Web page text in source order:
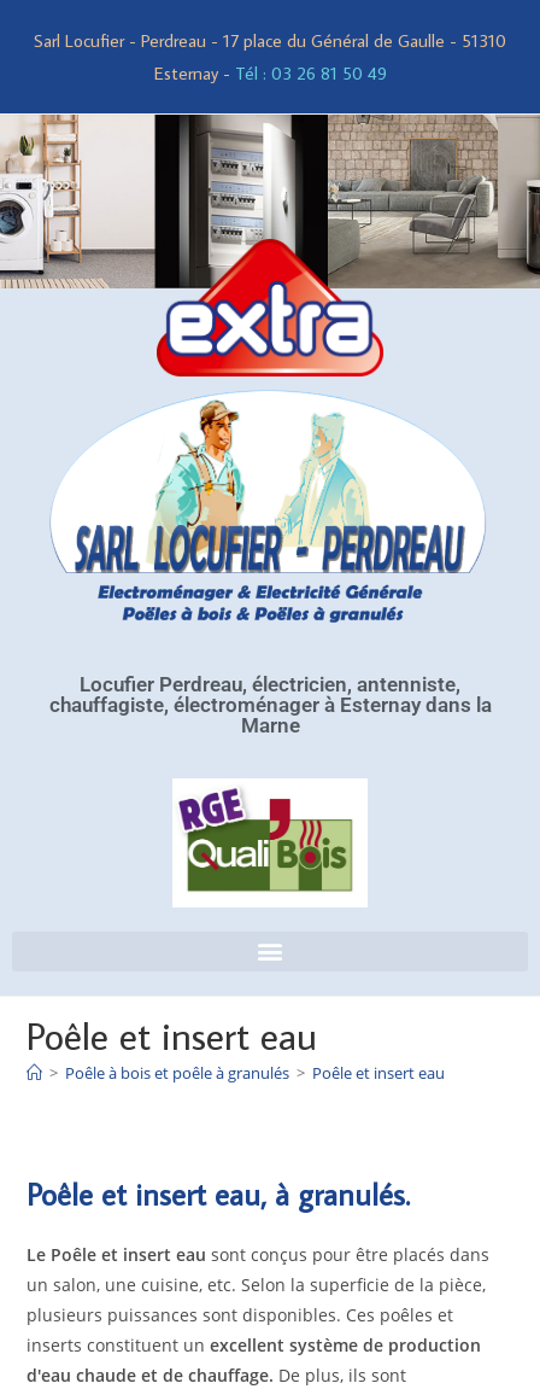
Sarl Locufier - Perdreau - 17 place du Général de Gaulle - 51310
Esternay - Tél : 03 26 81 50 49
Locufier Perdreau, électricien, antenniste,
chauffagiste, électroménager à Esternay dans la
Marne
Poêle et insert eau
> Poêle à bois et poêle à granulés > Poêle et insert eau
Poêle et insert eau, à granulés.
Le Poêle et insert eau sont conçus pour être placés dans
un salon, une cuisine, etc. Selon la superficie de la pièce,
plusieurs puissances sont disponibles. Ces poêles et
inserts constituent unexcellent système de production
d'eau chaude et de chauffage. De plus, ils sont